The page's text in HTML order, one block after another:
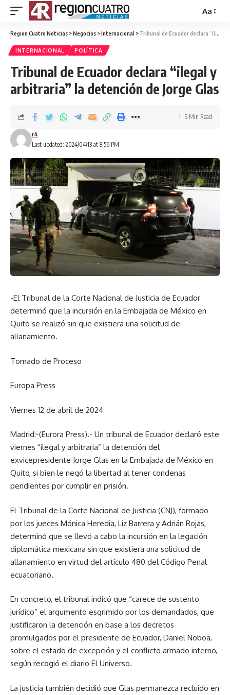
Aa
Region Cuatro Noticias >Negocios >Internacional > Tribunal de Ecuador declara “ilegal y arbitraria” la detención de Jorge Glas
INTERNACIONAL POLÍTICA
Tribunal de Ecuador declara “ilegal y
arbitraria” la detención de Jorge Glas
Last updated: 2024/04/13 at 8:56 PM
r4
3 Min Read
-El Tribunal de la Corte Nacional de Justicia de Ecuador
determinó que la incursión en la Embajada de México en
Quito se realizó sin que existiera una solicitud de
allanamiento.
Tomado de Proceso
Europa Press
Viernes 12 de abril de 2024
Madrid:-(Eurora Press).- Un tribunal de Ecuador declaró este
viernes “ilegal y arbitraria” la detención del
exvicepresidente Jorge Glas en la Embajada de México en
Quito, si bien le negó la libertad al tener condenas
pendientes por cumplir en prisión.
El Tribunal de la Corte Nacional de Justicia (CNJ), formado
por los jueces Mónica Heredia, Liz Barrera y Adrián Rojas,
determinó que se llevó a cabo la incursión en la legación
diplomática mexicana sin que existiera una solicitud de
allanamiento en virtud del artículo 480 del Código Penal
ecuatoriano.
En concreto, el tribunal indicó que “carece de sustento
jurídico” el argumento esgrimido por los demandados, que
justificaron la detención en base a los decretos
promulgados por el presidente de Ecuador, Daniel Noboa,
sobre el estado de excepción y el conflicto armado interno,
según recogió el diario El Universo.
La justicia también decidió que Glas permanezca recluido en